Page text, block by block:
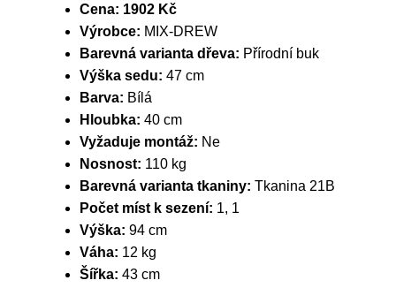
Cena: 1902 Kč
Výrobce: MIX-DREW
Barevná varianta dřeva: Přírodní buk
Výška sedu: 47 cm
Barva: Bílá
Hloubka: 40 cm
Vyžaduje montáž: Ne
Nosnost: 110 kg
Barevná varianta tkaniny: Tkanina 21B
Počet míst k sezení: 1, 1
Výška: 94 cm
Váha: 12 kg
Šířka: 43 cm